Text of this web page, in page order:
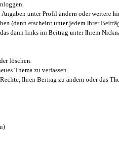
unter Profil ändern oder weitere
(dann erscheint unter jedem Ihrer
dann links im Beitrag unter Ihrem
löschen.
Thema zu verfassen.
Ihren Beitrag zu ändern oder das